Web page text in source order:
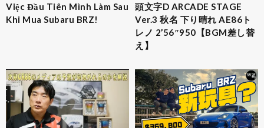
Việc Đầu Tiên Mình Làm Sau
Khi Mua Subaru BRZ!
頭文字D ARCADE STAGE
Ver.3 秋名 下り晴れ AE86ト
レノ 2’56″950【BGM差し替
え】